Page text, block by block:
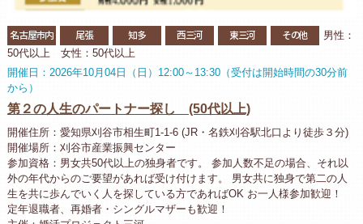
名古屋市内 尾張 知多 西三河 東三河 その他
男性：
50代以上 女性：50代以上
開催日：2026年10月04日（日）12:00～13:30（受付は開始時間の30分前
から）
第２の人生のパートナー探し (50代以上)
開催住所：愛知県刈谷市相生町1-1-6 (JR・名鉄刈谷駅北口より徒歩３分)
開催場所：刈谷市産業振興センター
参加資格：男女共50代以上の独身者です。 参加人数不足の場合、それ以
外の年代からのご要望があれば受け付けます。 男女共に独身で第二の人
生を共に歩んでいく人を探している方であればOK お一人様参加歓迎！
定年退職者、再婚者・シングルマザーも歓迎！